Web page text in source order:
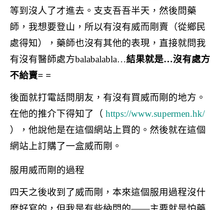
等到沒人了才進去。支支吾吾半天，然後問藥
師，我想要登山，所以有沒有威而剛賣（從鄉民
處得知），藥師也沒有其他的表現，直接就問我
有沒有醫師處方balabalabla…結果就是…沒有處方
不給賣= =
後面就打電話問朋友，有沒有買威而剛的地方。
在他的推介下得知了（ https://www.supermen.hk/
），他說他是在這個網站上買的。然後就在這個
網站上訂購了一盒威而剛。
服用威而剛的過程
四天之後收到了威而剛，本來這個服用過程沒什